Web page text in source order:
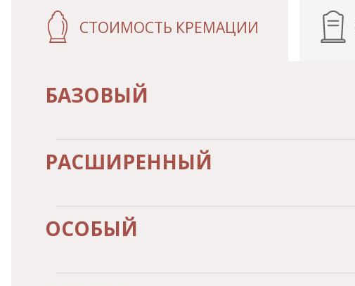
СТОИМОСТЬ КРЕМАЦИИ
БАЗОВЫЙ
РАСШИРЕННЫЙ
ОСОБЫЙ